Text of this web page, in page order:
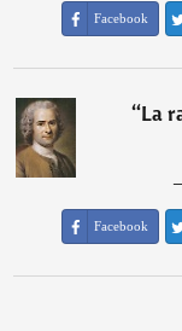
Facebook
“La
Facebook